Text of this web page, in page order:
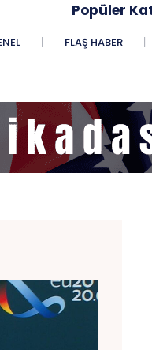
Popüler
FLAŞ HABER